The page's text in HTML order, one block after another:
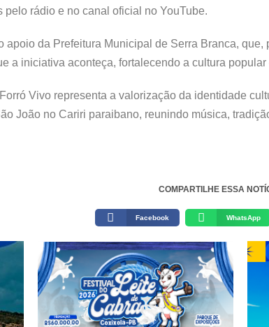
rádio e no canal oficial no YouTube.
apoio da Prefeitura Municipal de Serra Branca,
a iniciativa aconteça, fortalecendo a cultura
Vivo representa a valorização da identidade
João no Cariri paraibano, reunindo música,
COMPARTILHE ESSA
Facebook WhatsApp